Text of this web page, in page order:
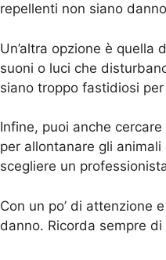
repellenti non siano
Un’altra opzione è
suoni o luci che
siano troppo fastidiosi
Infine, puoi anche
per allontanare gli
scegliere un
Con un po’ di attenzione
danno. Ricorda sempre